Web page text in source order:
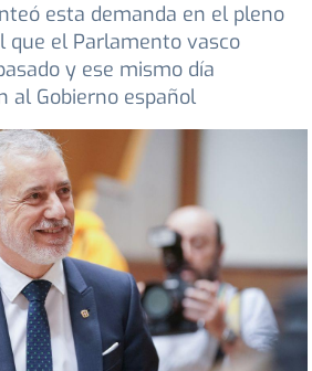
esta demanda en el pleno
que el Parlamento vasco
y ese mismo día
al Gobierno español